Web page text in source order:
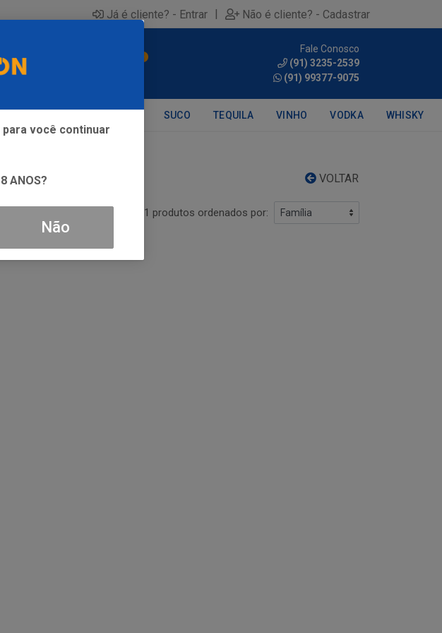
Já é cliente? - Entrar | Não é cliente? - Cadastrar
Fale Conosco
(91) 3235-2539
(91) 99377-9075
SUCO TEQUILA VINHO VODKA WHISKY
VOLTAR
1 produtos ordenados por:
você continuar
ANOS?
Não